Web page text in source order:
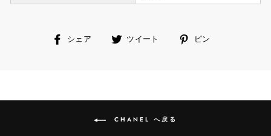
シェア
facebook
る
ツイート ピン
CHANEL へ戻る